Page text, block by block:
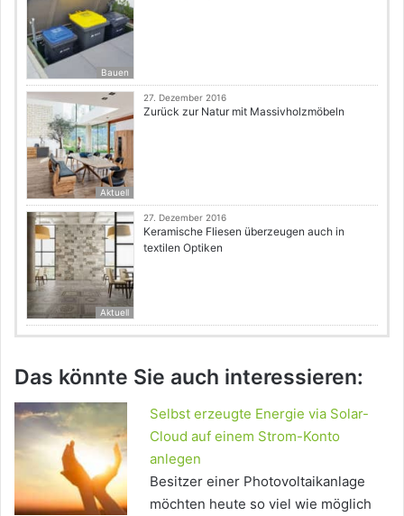
Bauen
Aktuell
27. Dezember 2016
Zurück zur Natur mit Massivholzmöbeln
Aktuell
27. Dezember 2016
Keramische Fliesen überzeugen auch in
textilen Optiken
Das könnte Sie auch interessieren:
Selbst erzeugte Energie via Solar-
Cloud auf einem Strom-Konto
anlegen
Besitzer einer Photovoltaikanlage
möchten heute so viel wie möglich